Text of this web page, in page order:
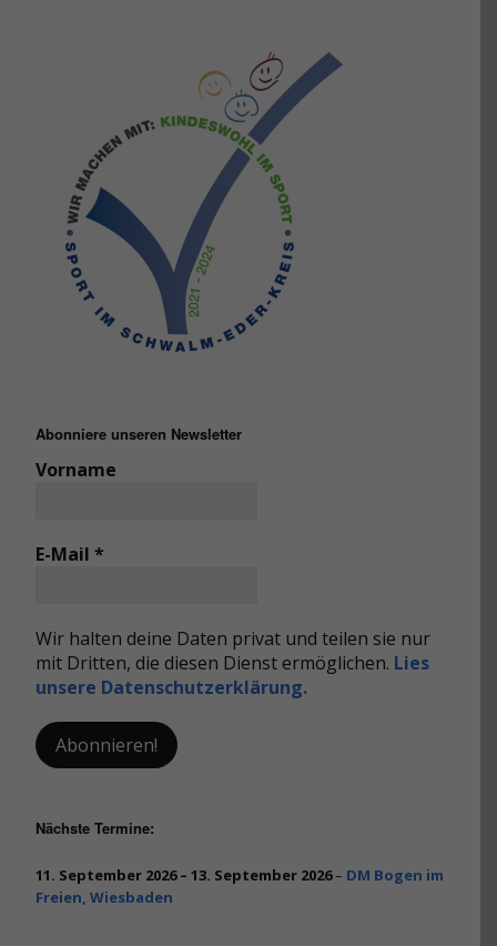
Abonniere unseren Newsletter
Vorname
E-Mail *
Wir halten deine Daten privat und teilen sie nur
mit Dritten, die diesen Dienst ermöglichen. Lies
unsere Datenschutzerklärung.
Nächste Termine:
11. September 2026 – 13. September 2026– DM Bogen im
Freien, Wiesbaden